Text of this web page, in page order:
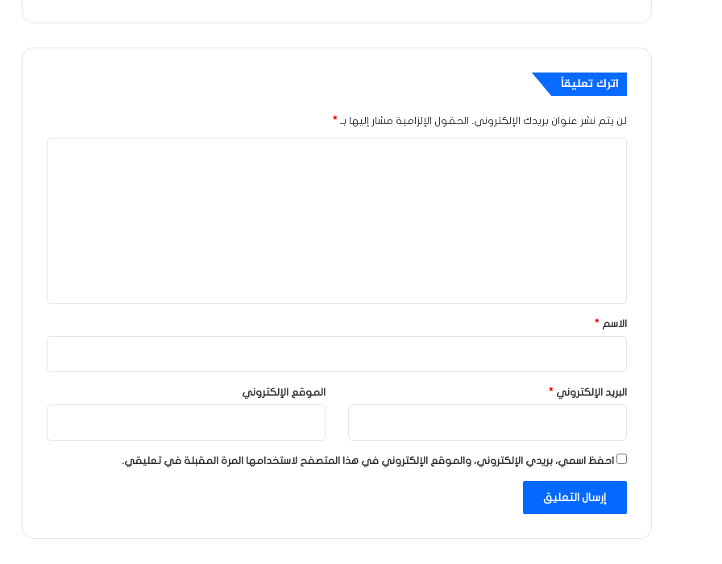
اترك تعليقاً
لن يتم نشر عنوان بريدك الإلكتروني. الحقول الإلزامية مشار إليها بـ *
*الاسم *
البريد الإلكتروني * الموقع الإلكتروني
احفظ اسمي، بريدي الإلكتروني، والموقع الإلكتروني في هذا المتصفح لاستخدامها المرة المقبلة في تعليقي.